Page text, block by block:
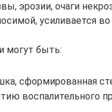
эрозии, очаги
усиливается
могут быть:
сформированная
воспалительного